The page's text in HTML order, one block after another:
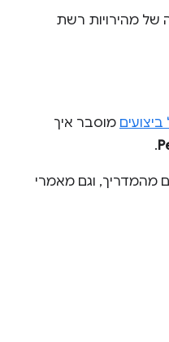
של מהירויות רשת
מוסבר איך
.
מהמדריך, וגם מאמרי